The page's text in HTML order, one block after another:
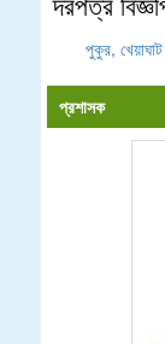
পুকুর,
প্রশাসক